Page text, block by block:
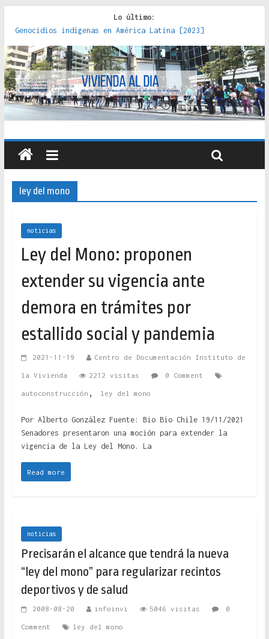
Lo último:
Genocidios indígenas en América Latina [2023]
Estudios sobre la espacialización de los Estados :
políticas, prácticas y representaciones [2022]
Donde el pedernal choca con el acero : hacia una teoría
crítica de las fronteras latinoamericanas [2020]
Criterios técnicos para una vivienda adecuada [2019]
Red de consultorios de la Caja del Seguro Obrero en
Santiago : un patrimonio emblemático [2014]
ley del mono
noticias
Ley del Mono: proponen
extender su vigencia ante
demora en trámites por
estallido social y pandemia
2021-11-19 Centro de Documentación Instituto de
la Vivienda 2212 visitas 0 Comment
autoconstrucción , ley del mono
Por Alberto González Fuente: Bio Bio Chile 19/11/2021
Senadores presentaron una moción para extender la
vigencia de la Ley del Mono. La
Read more
noticias
Precisarán el alcance que tendrá la nueva
“ley del mono” para regularizar recintos
deportivos y de salud
2008-08-20 infoinvi 5046 visitas 0
Comment ley del mono